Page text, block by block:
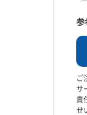
参
ご
サ
責
せ